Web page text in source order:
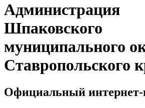
Администрация
Шпаковского
муниципального
Ставропольского
Официальный интернет-